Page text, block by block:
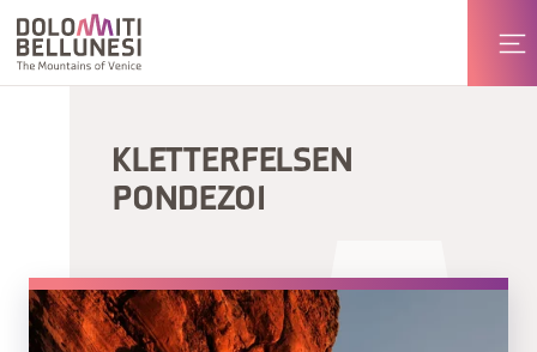
KLETTERFELSEN
PONDEZOI